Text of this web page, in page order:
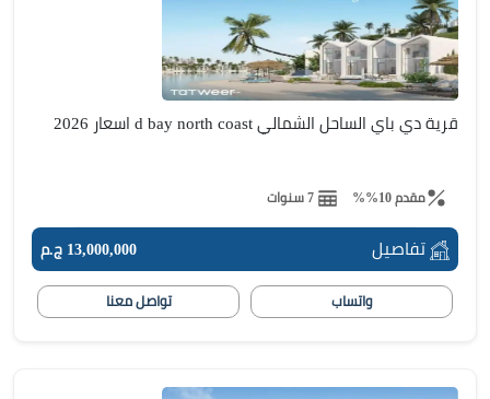
قرية دي باي الساحل الشمالي d bay north coast اسعار 2026
مقدم 10%% 7 سنوات
تفاصيل 13,000,000 ج.م
واتساب تواصل معنا